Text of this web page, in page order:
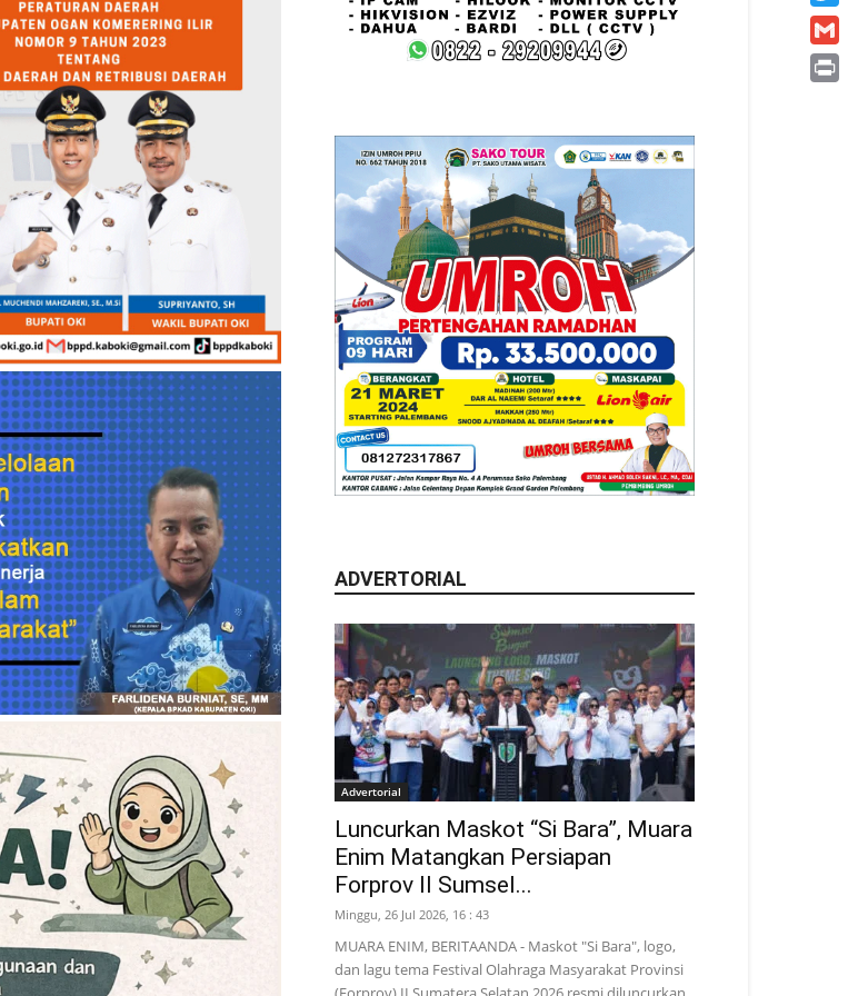
ADVERTORIAL
Advertorial
Luncurkan Maskot “Si Bara”, Muara
Enim Matangkan Persiapan
Forprov II Sumsel...
Minggu, 26 Jul 2026, 16 : 43
MUARA ENIM, BERITAANDA - Maskot "Si Bara", logo,
dan lagu tema Festival Olahraga Masyarakat Provinsi